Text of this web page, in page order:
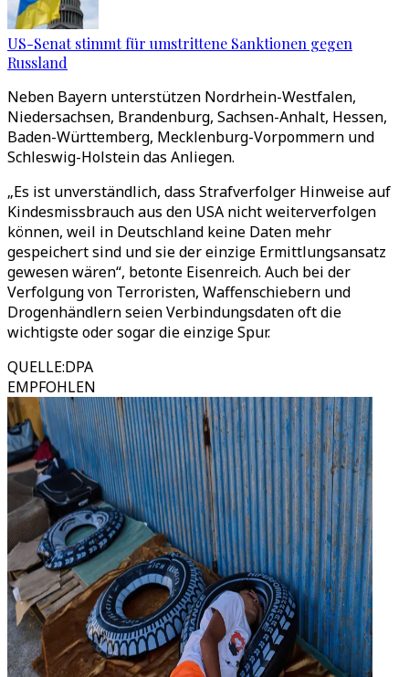
US-Senat stimmt für umstrittene Sanktionen gegen
Russland
Neben Bayern unterstützen Nordrhein-Westfalen,
Niedersachsen, Brandenburg, Sachsen-Anhalt, Hessen,
Baden-Württemberg, Mecklenburg-Vorpommern und
Schleswig-Holstein das Anliegen.
„Es ist unverständlich, dass Strafverfolger Hinweise auf
Kindesmissbrauch aus den USA nicht weiterverfolgen
können, weil in Deutschland keine Daten mehr
gespeichert sind und sie der einzige Ermittlungsansatz
gewesen wären“, betonte Eisenreich. Auch bei der
Verfolgung von Terroristen, Waffenschiebern und
Drogenhändlern seien Verbindungsdaten oft die
wichtigste oder sogar die einzige Spur.
QUELLE:DPA
EMPFOHLEN